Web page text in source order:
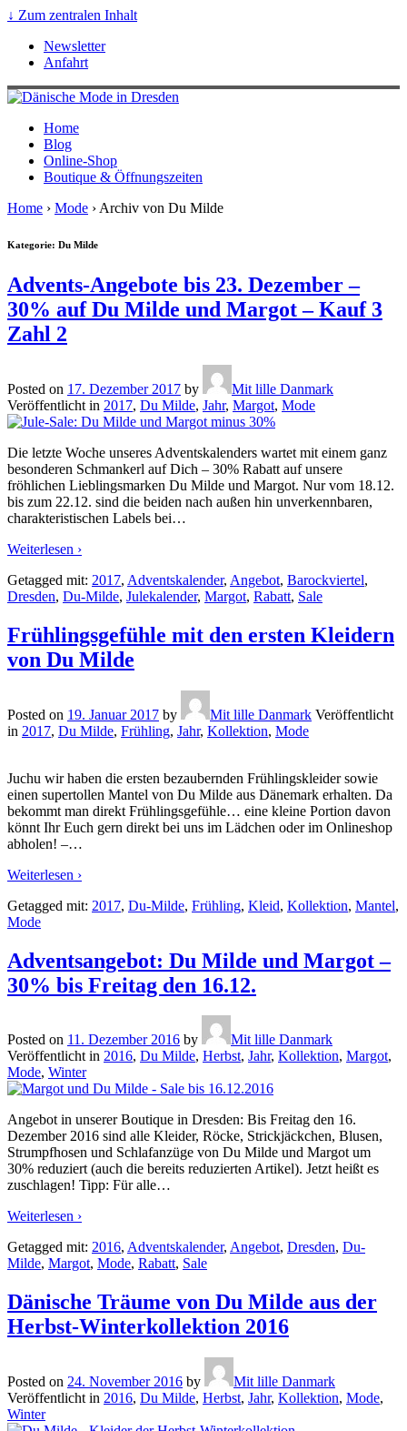
↓ Zum zentralen Inhalt
Newsletter
Anfahrt
Home
Blog
Online-Shop
Boutique & Öffnungszeiten
Home › Mode › Archiv von Du Milde
Kategorie: Du Milde
Advents-Angebote bis 23. Dezember –
30% auf Du Milde und Margot – Kauf 3
Zahl 2
Posted on 17. Dezember 2017 by
Mit lille Danmark
Veröffentlicht in 2017, Du Milde, Jahr, Margot, Mode
Die letzte Woche unseres Adventskalenders wartet mit einem ganz
besonderen Schmankerl auf Dich – 30% Rabatt auf unsere
fröhlichen Lieblingsmarken Du Milde und Margot. Nur vom 18.12.
bis zum 22.12. sind die beiden nach außen hin unverkennbaren,
charakteristischen Labels bei…
Weiterlesen ›
Getagged mit: 2017, Adventskalender, Angebot, Barockviertel,
Dresden, Du-Milde, Julekalender, Margot, Rabatt, Sale
Frühlingsgefühle mit den ersten Kleidern
von Du Milde
Posted on 19. Januar 2017 by Mit lille Danmark Veröffentlicht
in 2017, Du Milde, Frühling, Jahr, Kollektion, Mode
Juchu wir haben die ersten bezaubernden Frühlingskleider sowie
einen supertollen Mantel von Du Milde aus Dänemark erhalten. Da
bekommt man direkt Frühlingsgefühle… eine kleine Portion davon
könnt Ihr Euch gern direkt bei uns im Lädchen oder im Onlineshop
abholen! –…
Weiterlesen ›
Getagged mit: 2017, Du-Milde, Frühling, Kleid, Kollektion, Mantel,
Mode
Adventsangebot: Du Milde und Margot –
30% bis Freitag den 16.12.
Posted on 11. Dezember 2016 by
Mit lille Danmark
Veröffentlicht in 2016, Du Milde, Herbst, Jahr, Kollektion, Margot,
Mode, Winter
Angebot in unserer Boutique in Dresden: Bis Freitag den 16.
Dezember 2016 sind alle Kleider, Röcke, Strickjäckchen, Blusen,
Strumpfhosen und Schlafanzüge von Du Milde und Margot um
30% reduziert (auch die bereits reduzierten Artikel). Jetzt heißt es
zuschlagen! Tipp: Für alle…
Weiterlesen ›
Getagged mit: 2016, Adventskalender, Angebot, Dresden, Du-
Milde, Margot, Mode, Rabatt, Sale
Dänische Träume von Du Milde aus der
Herbst-Winterkollektion 2016
Posted on 24. November 2016 by
Mit lille Danmark
Veröffentlicht in 2016, Du Milde, Herbst, Jahr, Kollektion, Mode,
Winter